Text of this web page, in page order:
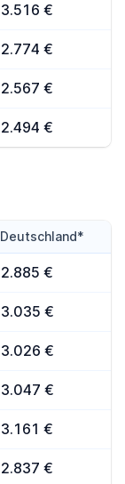
3.516 €
2.774 €
2.567 €
2.494 €
Deutschland*
2.885 €
3.035 €
3.026 €
3.047 €
3.161 €
2.837 €